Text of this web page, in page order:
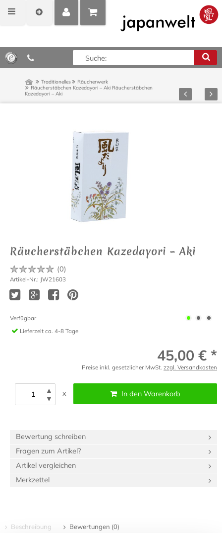
MEIN
POSITIONEN
ANZEIGEN
0,00 €*
Traditionelles
Räucherwerk
Räucherstäbchen Kazedayori – Aki Räucherstäbchen
Kazedayori – Aki
Zurück Vor
Räucherstäbchen Kazedayori – Aki
(0)
Artikel-Nr.: JW21603
Verfügbar
Lieferzeit ca. 4-8 Tage
45,00 € *
Preise inkl. gesetzlicher MwSt. zzgl. Versandkosten
▲
▼
x In den Warenkorb
Bewertung schreiben
Fragen zum Artikel?
Artikel vergleichen
Merkzettel
Beschreibung Bewertungen (0)